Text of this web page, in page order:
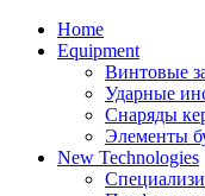
Home
Equipment
Винтовые
Ударные
Снаряды
Элементы
New Technologies